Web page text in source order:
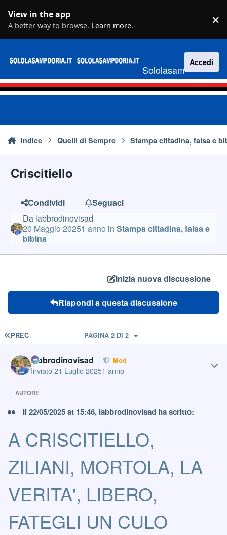
View in the app
A better way to browse. Learn more. ×
Sololasampdoria.it
Accedi
Indice Quelli di Sempre Stampa cittadina, falsa e
Criscitiello
Condividi
Seguaci
Da labbrodinovisad
20 Maggio 20251 anno in Stampa cittadina, falsa e
bibina
Inizia nuova discussione
Rispondi a questa discussione
PRIMA PAGINA
PREC PAGINA 2 DI 2
labbrodinovisad Mod
Inviato21 Luglio 20251 anno
AUTORE
Il 22/05/2025 at 15:46, labbrodinovisad ha scritto:
A CRISCITIELLO,
ZILIANI, MORTOLA, LA
VERITA', LIBERO,
FATEGLI UN CULO